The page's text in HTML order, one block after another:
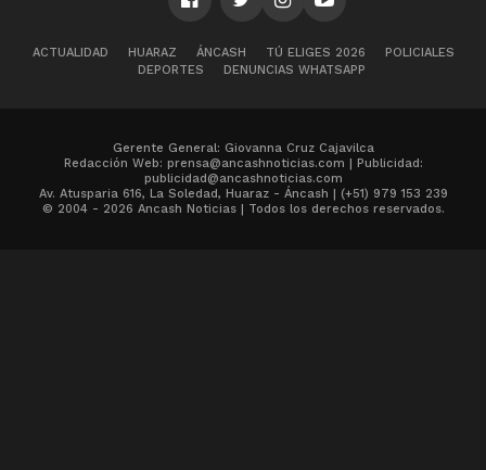
ACTUALIDAD HUARAZ ÁNCASH TÚ ELIGES 2026
POLICIALES
DEPORTES
DENUNCIAS WHATSAPP
Gerente General: Giovanna Cruz Cajavilca
Redacción Web: prensa@ancashnoticias.com | Publicidad:
publicidad@ancashnoticias.com
Av. Atusparia 616, La Soledad, Huaraz - Áncash | (+51) 979 153 239
© 2004 - 2026 Ancash Noticias | Todos los derechos reservados.